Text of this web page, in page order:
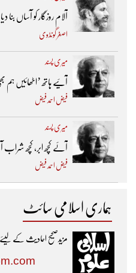
آلام روزگار کو آساں بنا دیا
اصغر گونڈوی
میری پسند
آئیے ہاتھ ’اٹھائیں ہم
فیض احمد فیض
میری پسند
آئے کچھ ابر، کچھ
فیض احمد فیض
ہماری اسلامی سائٹ
مزیدصحیح احادیث کے